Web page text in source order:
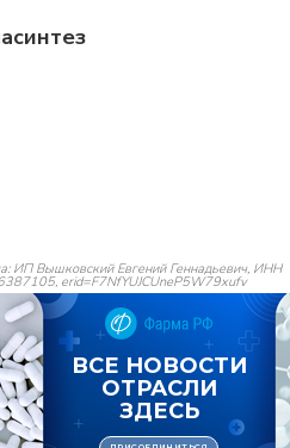
ИП Вышковский Евгений Геннадьевич, ИНН
erid=F7NfYUJCUneP5W79xufv